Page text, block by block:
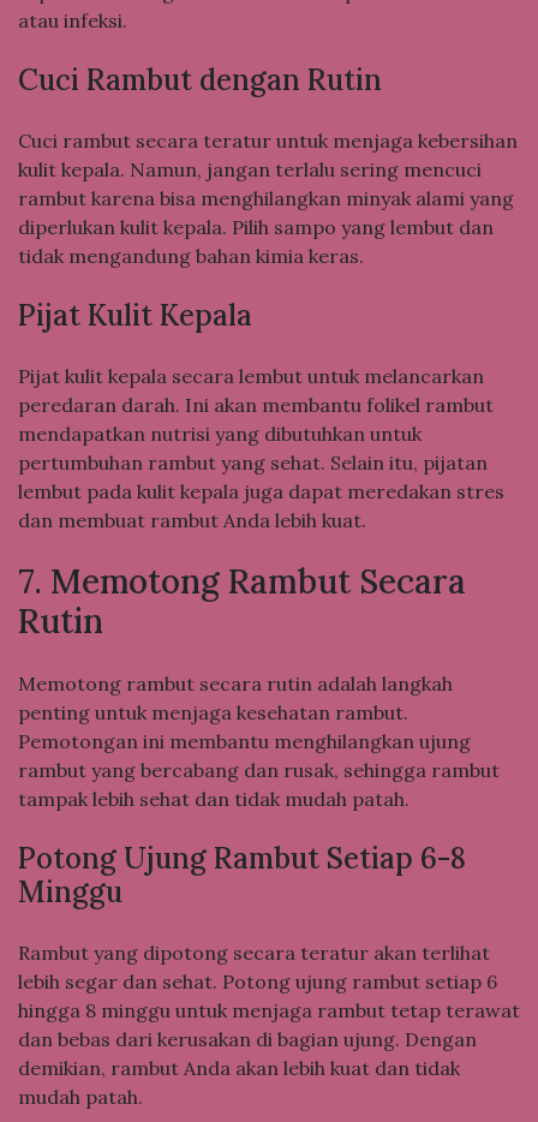
atau infeksi.
Cuci Rambut dengan Rutin
Cuci rambut secara teratur untuk menjaga kebersihan
kulit kepala. Namun, jangan terlalu sering mencuci
rambut karena bisa menghilangkan minyak alami yang
diperlukan kulit kepala. Pilih sampo yang lembut dan
tidak mengandung bahan kimia keras.
Pijat Kulit Kepala
Pijat kulit kepala secara lembut untuk melancarkan
peredaran darah. Ini akan membantu folikel rambut
mendapatkan nutrisi yang dibutuhkan untuk
pertumbuhan rambut yang sehat. Selain itu, pijatan
lembut pada kulit kepala juga dapat meredakan stres
dan membuat rambut Anda lebih kuat.
7. Memotong Rambut Secara
Rutin
Memotong rambut secara rutin adalah langkah
penting untuk menjaga kesehatan rambut.
Pemotongan ini membantu menghilangkan ujung
rambut yang bercabang dan rusak, sehingga rambut
tampak lebih sehat dan tidak mudah patah.
Potong Ujung Rambut Setiap 6-8
Minggu
Rambut yang dipotong secara teratur akan terlihat
lebih segar dan sehat. Potong ujung rambut setiap 6
hingga 8 minggu untuk menjaga rambut tetap terawat
dan bebas dari kerusakan di bagian ujung. Dengan
demikian, rambut Anda akan lebih kuat dan tidak
mudah patah.